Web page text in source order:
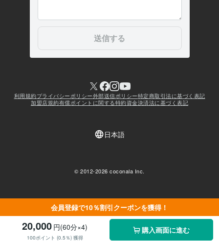
会員登録で10％割引クーポンを獲得！
20,000 円(60分×4)
100ポイント (0.5％) 獲得
購入画面に進む